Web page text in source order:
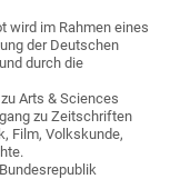
wird im Rahmen eines
der Deutschen
durch die
Arts & Sciences
zu Zeitschriften
Film, Volkskunde,